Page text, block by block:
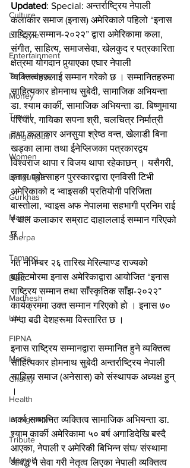
Culture
Lifestyle
Entertainment
Technology
Money
Travel
Indigenous
Women
Language
Gurkhas
Magar
Sherpa
Tamang
Dalit
Madhesh
UN
FIPNA
Media
Charity
Health
Immigration
Tribute
Memoir
Updated: Special: अन्तर्राष्ट्रिय नेपाली
कलाकार समाज (इनास) अमेरिकाले पहिलो “इनास
राष्ट्रिय सम्मान-२०२२” द्वारा अमेरिकामा कला,
संगीत, साहित्य, समाजसेवा, खेलकुद र पत्रकारिता
क्षेत्रमा योगदान पुर्‍याएका एघार नेपाली
व्यक्तित्वहरुलाई सम्मान गरेको छ । सम्मानितहरुमा
साहित्यकार होमनाथ सुबेदी, सामाजिक अभियन्ता
डा. श्याम कार्की, सामाजिक अभियन्ता डा. बिष्णुमाया
परियार, गायिका सपना श्री, चलचित्र निर्मात्री
तथा कलाकार अनसुया श्रेष्ठ वन्त, खेलाडी बिना
खड्का लामा तथा ईनेप्लिजका पत्रकारद्वय
विश्वराज थापा र विजय थापा रहेकाछन् । यसैगरी,
इनास प्रोत्साहन पुरस्कारद्वारा एनविसी टिभी
अमेरिकाको द भ्वाइसकी प्रतियोगी परिजिता
बास्तोला, भ्वाइस अफ नेपालमा सहभागी प्रनिम राई
र बाल कलाकार सम्राट दाहाललाई सम्मान गरिएको
छ ।
गत नोभेम्बर २६ तारिख मेरिल्याण्ड राज्यको
बाल्टिमोरमा इनास अमेरिकाद्वारा आयोजित “इनास
राष्ट्रिय सम्मान तथा साँस्कृतिक साँझ-२०२२”
कार्यक्रममा उक्त सम्मान गरिएको हो । इनास ७०
भन्दा बढी देशहरूमा विस्तारित छ ।
इनास राष्ट्रिय सम्मानद्वारा सम्मानित हुने व्यक्तित्व
साहित्यकार होमनाथ सुबेदी अन्तर्राष्ट्रिय नेपाली
साहित्य समाज (अनेसास) को संस्थापक अध्यक्ष हुन्
।
अर्का सम्मानित व्यक्तित्व सामाजिक अभियन्ता डा.
श्याम कार्की अमेरिकामा ५० बर्ष अगाडिदेखि बस्दै
आएका, नेपाली र अमेरिकी बिभिन्न संघ/ संस्थामा
आबद्ध भै सेवा गरी नेतृत्व लिएका नेपाली व्यक्तित्व